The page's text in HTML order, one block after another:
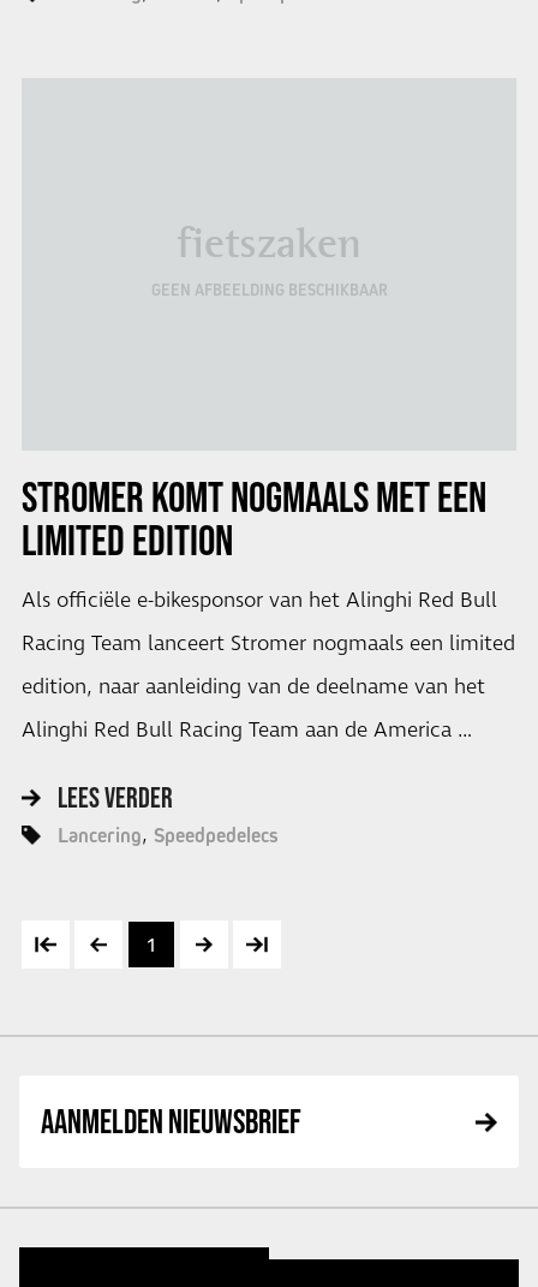
fietszaken
GEEN AFBEELDING BESCHIKBAAR
STROMER KOMT NOGMAALS MET EEN
LIMITED EDITION
Als officiële e-bikesponsor van het Alinghi Red Bull
Racing Team lanceert Stromer nogmaals een limited
edition, naar aanleiding van de deelname van het
Alinghi Red Bull Racing Team aan de America …
LEES VERDER
Lancering Speedpedelecs
1
AANMELDEN NIEUWSBRIEF